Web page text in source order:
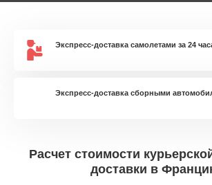
Экспресс-доставка самолетами за 24
Экспресс-доставка сборными
Расчет стоимости
доставки в